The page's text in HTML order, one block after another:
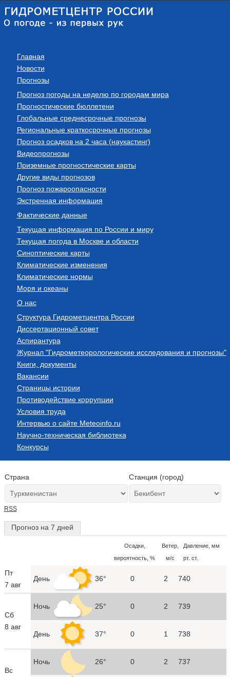
Главная
Новости
Прогнозы
Прогноз погоды на неделю по городам мира
Прогностические бюллетени
Глобальные среднесрочные прогнозы
Региональные краткосрочные прогнозы
Прогноз осадков на 2 часа (наукастинг)
Видеопрогнозы
Приземные прогностические карты
Другие виды прогнозов
Прогноз пожароопасности
Экстренная информация
Фактические данные
Текущая информация по России и миру
Текущая погода в Москве и области
Синоптические карты
Климатические изменения
Климатические нормы
Моря и океаны
О нас
Структура Гидрометцентра России
Диссертационный совет
Аспирантура
Журнал "Гидрометеорологические исследования и прогнозы"
Книги, документы
Вакансии
Страницы истории
Противодействие коррупции
Условия труда
Интервью о сайте Meteoinfo.ru
Научно-техническая библиотека
Конкурсы
Страна Станция (город)
RSS
Прогноз на 7 дней
Осадки,
вероятность, %
Ветер,
м/с
Давление, мм
рт. ст.
Пт
7 авг
День 36° 0 2 740
Сб
8 авг
Ночь 25° 0 2 739
День 37° 0 1 738
Вс
Ночь 26° 0 2 737